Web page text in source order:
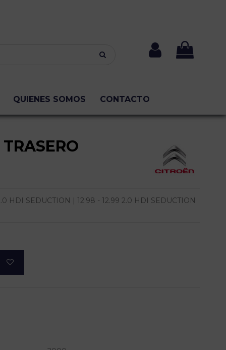
QUIENES SOMOS CONTACTO
HDI SEDUCTION | 12.98 - 12.99 2.0 HDI SEDUCTION